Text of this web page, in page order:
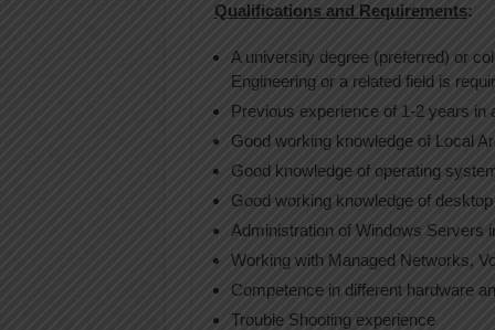
Qualifications and Requirements:
A university degree (preferred) or
Engineering or a related field is
Previous experience of 1-2 years in
Good working knowledge of Local
Good knowledge of operating
Good working knowledge of
Administration of Windows Servers
Working with Managed Networks,
Competence in different hardware
Trouble Shooting experience